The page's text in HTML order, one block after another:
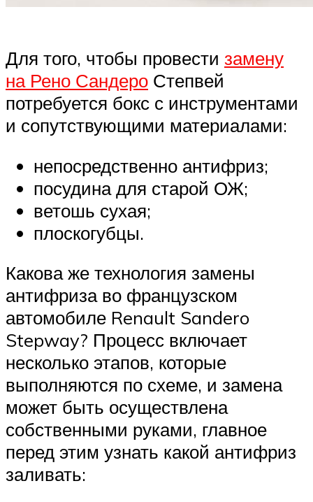
Для того, чтобы провести замену
на Рено Сандеро Степвей
потребуется бокс с инструментами
и сопутствующими материалами:
непосредственно антифриз;
посудина для старой ОЖ;
ветошь сухая;
плоскогубцы.
Какова же технология замены
антифриза во французском
автомобиле Renault Sandero
Stepway? Процесс включает
несколько этапов, которые
выполняются по схеме, и замена
может быть осуществлена
собственными руками, главное
перед этим узнать какой антифриз
заливать: